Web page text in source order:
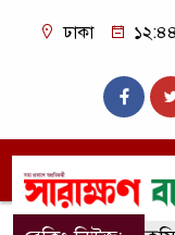
ঢাকা